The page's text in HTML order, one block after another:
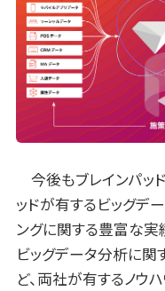
今後もブレインパッ
ッドが有するビッグデ
ングに関する豊富な実
ビッグデータ分析に関
ど、両社が有するノウ